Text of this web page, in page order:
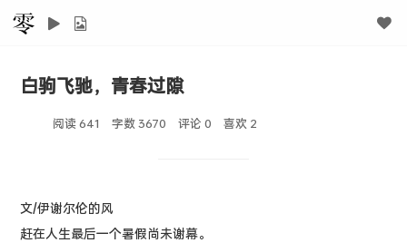
白驹飞驰，青春过隙
阅读 641 字数 3670 评论 0 喜欢 2
文/伊谢尔伦的风
赶在人生最后一个暑假尚未谢幕。